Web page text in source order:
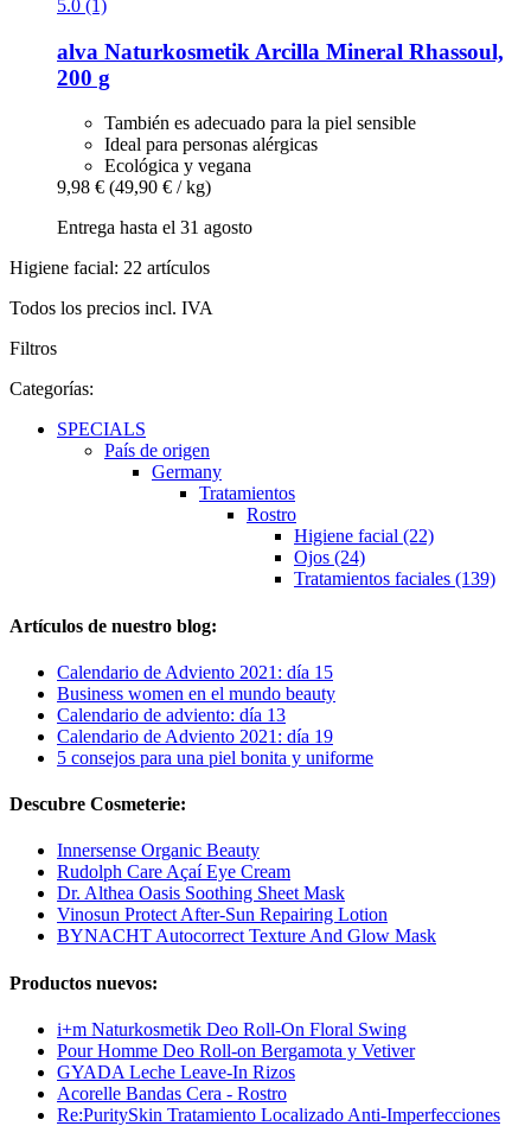
5.0 (1)
alva Naturkosmetik Arcilla Mineral Rhassoul,
200 g
También es adecuado para la piel sensible
Ideal para personas alérgicas
Ecológica y vegana
9,98 € (49,90 € / kg)
Entrega hasta el 31 agosto
Higiene facial: 22 artículos
Todos los precios incl. IVA
Filtros
Categorías:
SPECIALS
País de origen
Germany
Tratamientos
Rostro
Higiene facial (22)
Ojos (24)
Tratamientos faciales (139)
Artículos de nuestro blog:
Calendario de Adviento 2021: día 15
Business women en el mundo beauty
Calendario de adviento: día 13
Calendario de Adviento 2021: día 19
5 consejos para una piel bonita y uniforme
Descubre Cosmeterie:
Innersense Organic Beauty
Rudolph Care Açaí Eye Cream
Dr. Althea Oasis Soothing Sheet Mask
Vinosun Protect After-Sun Repairing Lotion
BYNACHT Autocorrect Texture And Glow Mask
Productos nuevos:
i+m Naturkosmetik Deo Roll-On Floral Swing
Pour Homme Deo Roll-on Bergamota y Vetiver
GYADA Leche Leave-In Rizos
Acorelle Bandas Cera - Rostro
Re:PuritySkin Tratamiento Localizado Anti-Imperfecciones